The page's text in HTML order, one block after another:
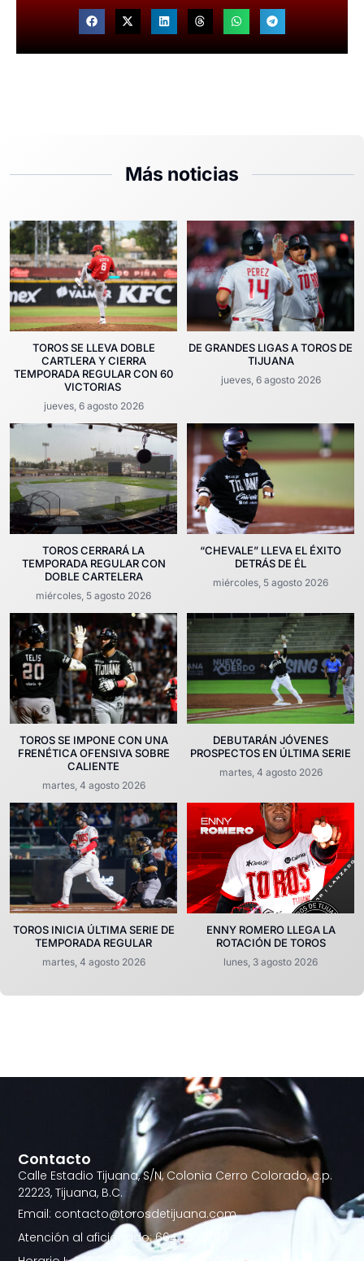
Más noticias
TOROS SE LLEVA DOBLE
CARTLERA Y CIERRA
TEMPORADA REGULAR CON 60
VICTORIAS
jueves, 6 agosto 2026
DE GRANDES LIGAS A TOROS DE
TIJUANA
jueves, 6 agosto 2026
TOROS CERRARÁ LA
TEMPORADA REGULAR CON
DOBLE CARTELERA
miércoles, 5 agosto 2026
“CHEVALE” LLEVA EL ÉXITO
DETRÁS DE ÉL
miércoles, 5 agosto 2026
TOROS SE IMPONE CON UNA
FRENÉTICA OFENSIVA SOBRE
CALIENTE
martes, 4 agosto 2026
DEBUTARÁN JÓVENES
PROSPECTOS EN ÚLTIMA SERIE
martes, 4 agosto 2026
TOROS INICIA ÚLTIMA SERIE DE
TEMPORADA REGULAR
martes, 4 agosto 2026
ENNY ROMERO LLEGA LA
ROTACIÓN DE TOROS
lunes, 3 agosto 2026
Contacto
Calle Estadio Tijuana, S/N, Colonia Cerro Colorado, c.p.
22223, Tijuana, B.C.
Email: contacto@torosdetijuana.com
Atención al aficionado: 664.257.21.88